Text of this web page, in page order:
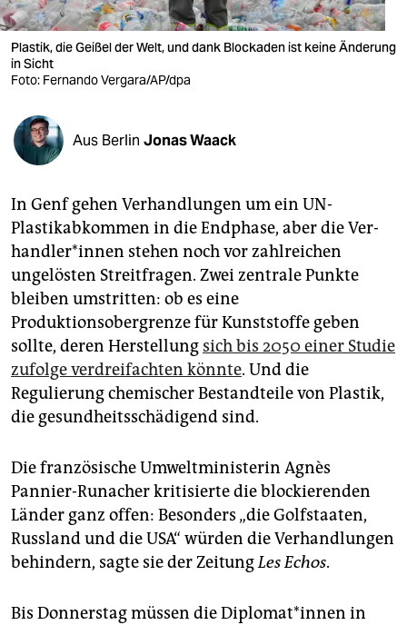
shop
fragen & hilfe
unterstützen
abo
epaper login
Plastik, die Geißel der Welt, und dank Blockaden ist keine Änderung
in Sicht
Foto: Fernando Vergara/AP/dpa
Aus Berlin Jonas Waack
In Genf gehen Verhandlungen um ein UN-
Plastikabkommen in die Endphase, aber die Ver­
hand­le­r*in­nen stehen noch vor zahlreichen
ungelösten Streitfragen. Zwei zentrale Punkte
bleiben umstritten: ob es eine
Produktionsobergrenze für Kunststoffe geben
sollte, deren Herstellung sich bis 2050 einer Studie
zufolge verdreifachten könnte. Und die
Regulierung chemischer Bestandteile von Plastik,
die gesundheitsschädigend sind.
Die französische Umweltministerin Agnès
Pannier-Runacher kritisierte die blockierenden
Länder ganz offen: Besonders „die Golfstaaten,
Russland und die USA“ würden die Verhandlungen
behindern, sagte sie der ZeitungLes Echos.
Bis Donnerstag müssen die Di­plo­ma­t*in­nen in